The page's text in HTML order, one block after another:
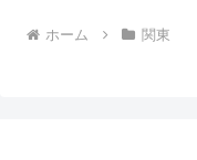
ホーム 関東